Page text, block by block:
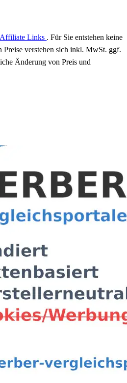
Affiliate Links . Für Sie entstehen keine
Preise verstehen sich inkl. MwSt. ggf.
Änderung von Preis und